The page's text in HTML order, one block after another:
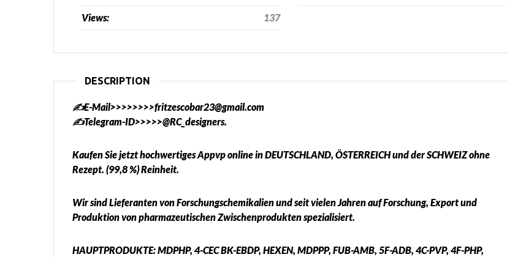
Views: 137
DESCRIPTION
✍️E-Mail>>>>>>>>fritzescobar23@gmail.com
✍️Telegram-ID>>>>>@RC_designers.
Kaufen Sie jetzt hochwertiges Appvp online in DEUTSCHLAND, ÖSTERREICH und der SCHWEIZ ohne
Rezept. (99,8 %) Reinheit.
Wir sind Lieferanten von Forschungschemikalien und seit vielen Jahren auf Forschung, Export und
Produktion von pharmazeutischen Zwischenprodukten spezialisiert.
HAUPTPRODUKTE: MDPHP, 4-CEC BK-EBDP, HEXEN, MDPPP, FUB-AMB, 5F-ADB, 4C-PVP, 4F-PHP,